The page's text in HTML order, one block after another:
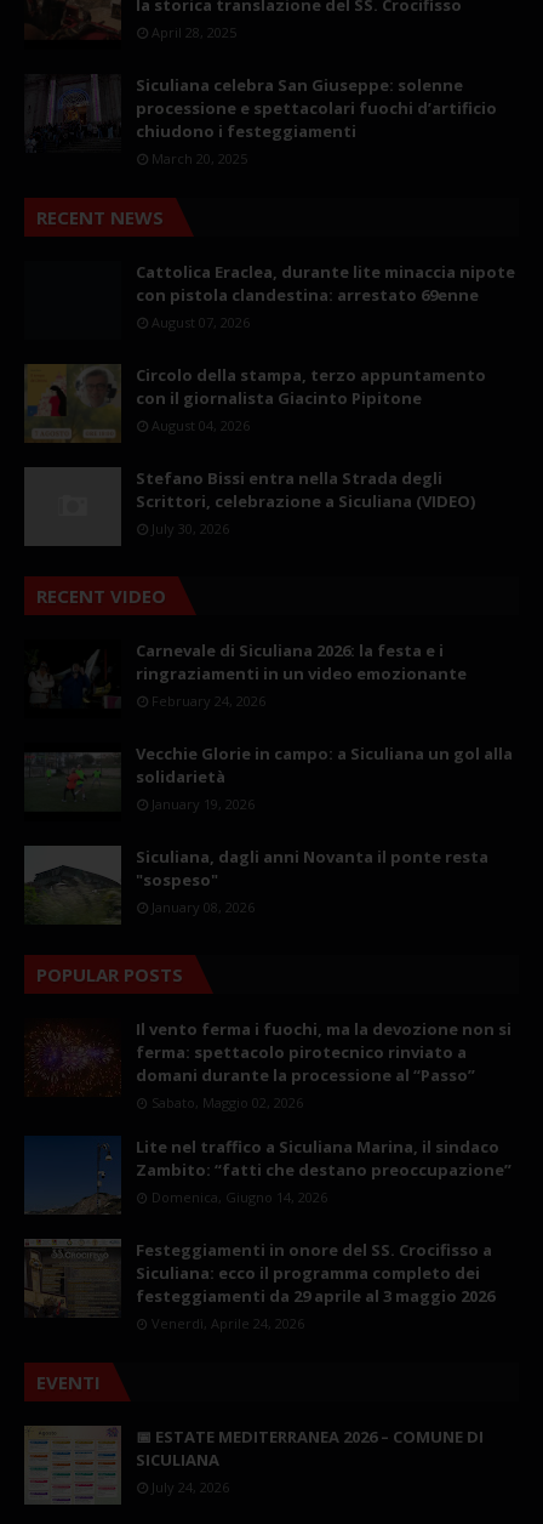
April 28, 2025
Siculiana celebra San Giuseppe: solenne
processione e spettacolari fuochi d’artificio
chiudono i festeggiamenti
March 20, 2025
RECENT NEWS
Cattolica Eraclea, durante lite minaccia nipote
con pistola clandestina: arrestato 69enne
August 07, 2026
Circolo della stampa, terzo appuntamento
con il giornalista Giacinto Pipitone
August 04, 2026
Stefano Bissi entra nella Strada degli
Scrittori, celebrazione a Siculiana (VIDEO)
July 30, 2026
RECENT VIDEO
Carnevale di Siculiana 2026: la festa e i
ringraziamenti in un video emozionante
February 24, 2026
Vecchie Glorie in campo: a Siculiana un gol alla
solidarietà
January 19, 2026
Siculiana, dagli anni Novanta il ponte resta
"sospeso"
January 08, 2026
POPULAR POSTS
Il vento ferma i fuochi, ma la devozione non si
ferma: spettacolo pirotecnico rinviato a
domani durante la processione al “Passo”
Sabato, Maggio 02, 2026
Lite nel traffico a Siculiana Marina, il sindaco
Zambito: “fatti che destano preoccupazione”
Domenica, Giugno 14, 2026
Festeggiamenti in onore del SS. Crocifisso a
Siculiana: ecco il programma completo dei
festeggiamenti da 29 aprile al 3 maggio 2026
Venerdì, Aprile 24, 2026
EVENTI
📅 ESTATE MEDITERRANEA 2026 – COMUNE DI
SICULIANA
July 24, 2026